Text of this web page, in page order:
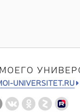
UNIVERSITET.RU